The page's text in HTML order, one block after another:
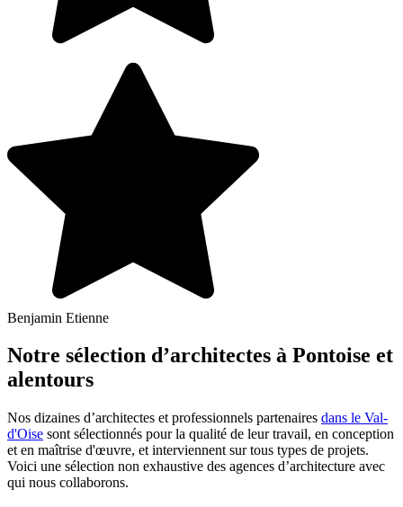
Benjamin Etienne
Notre sélection d’architectes à Pontoise et
alentours
Nos dizaines d’architectes et professionnels partenaires dans le Val-
d'Oise sont sélectionnés pour la qualité de leur travail, en conception
et en maîtrise d'œuvre, et interviennent sur tous types de projets.
Voici une sélection non exhaustive des agences d’architecture avec
qui nous collaborons.